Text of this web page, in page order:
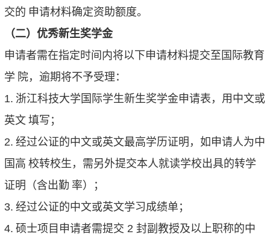
交的 申请材料确定资助额度。
（二）优秀新生奖学金
申请者需在指定时间内将以下申请材料提交至国际教育
学 院，逾期将不予受理：
1. 浙江科技大学国际学生新生奖学金申请表，用中文或
英文 填写；
2. 经过公证的中文或英文最高学历证明，如申请人为中
国高 校转校生，需另外提交本人就读学校出具的转学
证明（含出勤 率）；
3. 经过公证的中文或英文学习成绩单；
4. 硕士项目申请者需提交 2 封副教授及以上职称的中